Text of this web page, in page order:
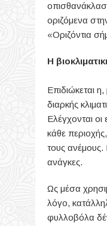
οριζόμενα
«Οριζόντια
Η
Επιδιώκεται
διαρκής
Ελέγχονται
κάθε
τους ανέμους.
ανάγκες.
Ως μέσα
λόγο,
φυλλοβόλα